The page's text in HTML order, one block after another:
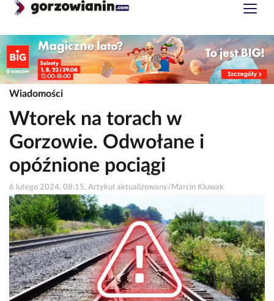
Wiadomości
Wtorek na torach w
Gorzowie. Odwołane i
opóźnione pociągi
6 lutego 2024, 08:15, Artykuł aktualizowany/Marcin Kluwak